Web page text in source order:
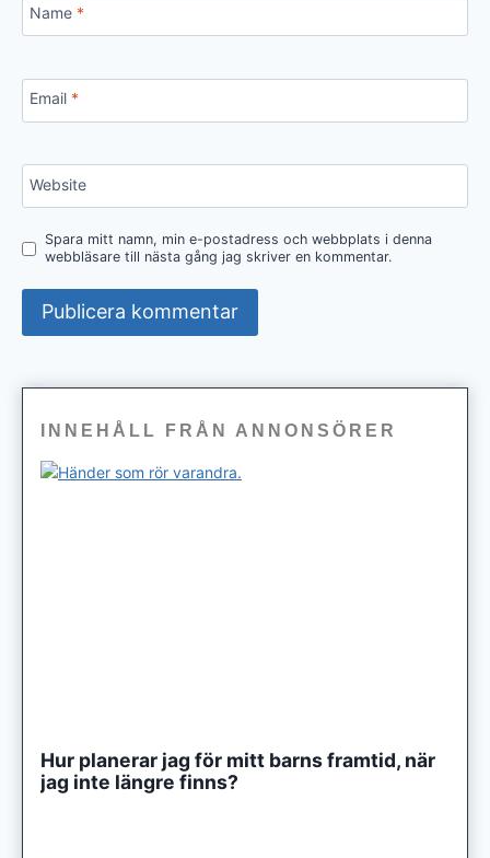
Name *
Email *
Website
Spara mitt namn, min e-postadress och webbplats i denna
webbläsare till nästa gång jag skriver en kommentar.
INNEHÅLL FRÅN ANNONSÖRER
Hur planerar jag för mitt barns framtid, när
jag inte längre finns?